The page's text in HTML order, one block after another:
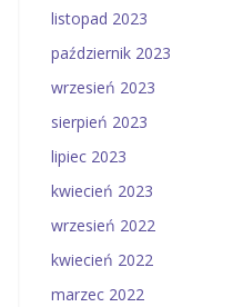
listopad 2023
październik 2023
wrzesień 2023
sierpień 2023
lipiec 2023
kwiecień 2023
wrzesień 2022
kwiecień 2022
marzec 2022